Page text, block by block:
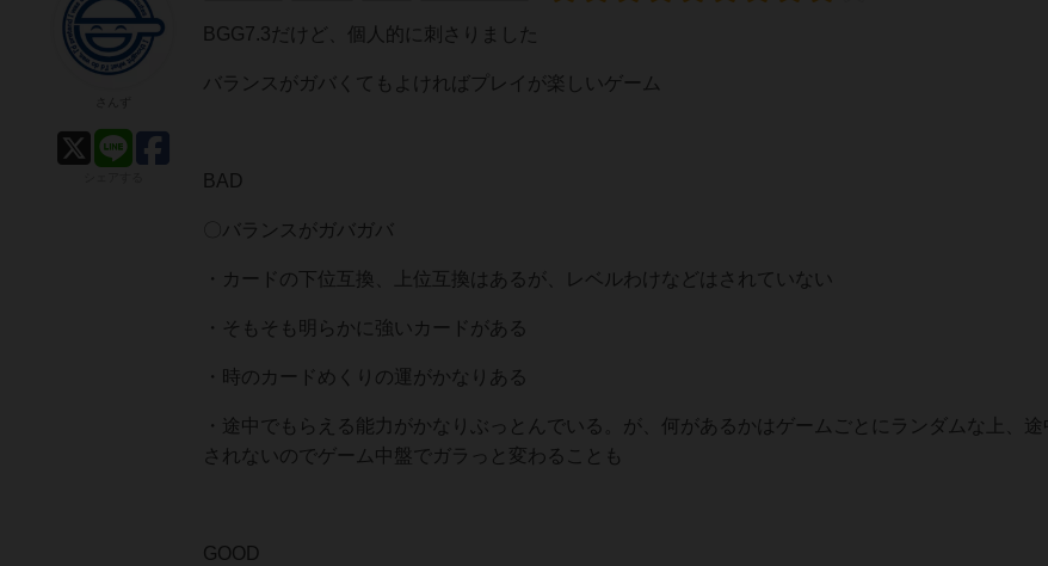
BGG7.3だけど、個人的に刺さりました
バランスがガバくてもよければプレイが楽しいゲーム
BAD
〇バランスがガバガバ
・カードの下位互換、上位互換はあるが、レベルわけなどはされていない
・そもそも明らかに強いカードがある
・時のカードめくりの運がかなりある
・途中でもらえる能力がかなりぶっとんでいる。が、何があるかはゲームごとにランダムな上、途
されないのでゲーム中盤でガラっと変わることも
GOOD